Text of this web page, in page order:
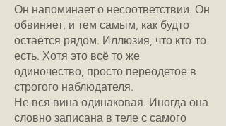
Он напоминает о несоответствии. Он
обвиняет, и тем самым, как будто
остаётся рядом. Иллюзия, что кто-то
есть. Хотя это всё то же
одиночество, просто переодетое в
строгого наблюдателя.
Не вся вина одинаковая. Иногда она
словно записана в теле с самого